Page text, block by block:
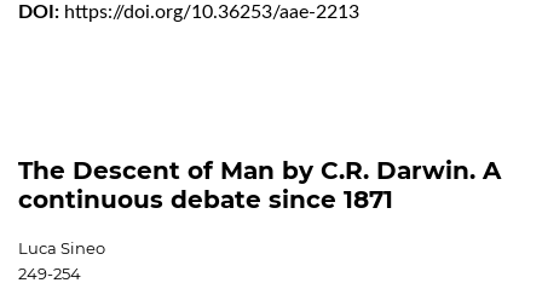
DOI: https://doi.org/10.36253/aae-2213
The Descent of Man by C.R. Darwin. A
continuous debate since 1871
Luca Sineo
249-254